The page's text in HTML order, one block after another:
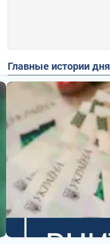
Главные истории дня